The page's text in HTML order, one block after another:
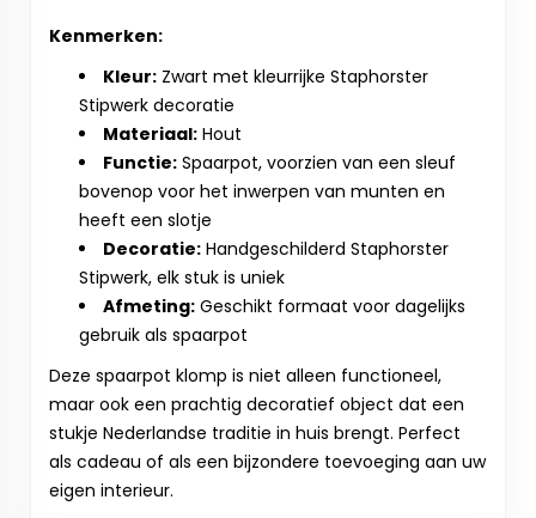
Kenmerken:
Kleur: Zwart met kleurrijke Staphorster
Stipwerk decoratie
Materiaal: Hout
Functie: Spaarpot, voorzien van een sleuf
bovenop voor het inwerpen van munten en
heeft een slotje
Decoratie: Handgeschilderd Staphorster
Stipwerk, elk stuk is uniek
Afmeting: Geschikt formaat voor dagelijks
gebruik als spaarpot
Deze spaarpot klomp is niet alleen functioneel,
maar ook een prachtig decoratief object dat een
stukje Nederlandse traditie in huis brengt. Perfect
als cadeau of als een bijzondere toevoeging aan uw
eigen interieur.